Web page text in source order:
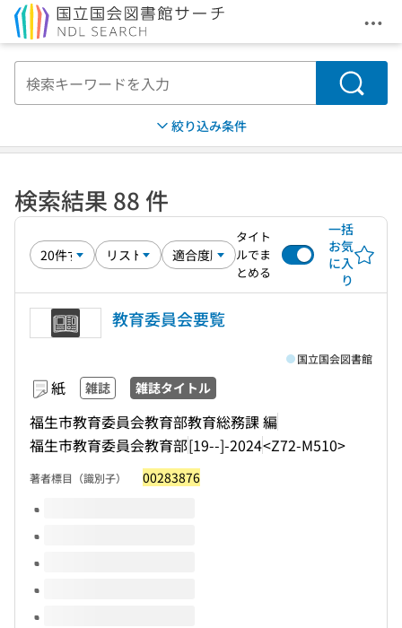
メ
検索
絞り込み条件
検索結果 88 件
タイト
ルでま
とめる
一括
お気
に入
り
教育委員会要覧
紙 雑誌 雑誌タイトル
福生市教育委員会教育部教育総務課 編
福生市教育委員会教育部[19--]-2024<Z72-M510>
国立国会図書館
著者標目（識別子） 00283876
このタイトルの巻号